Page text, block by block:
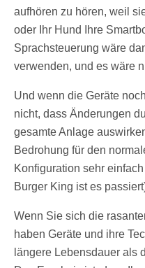
aufhören zu hören, weil
oder Ihr Hund Ihre
Sprachsteuerung wäre
verwenden, und es wäre
Und wenn die Geräte
nicht, dass Änderungen
gesamte Anlage
Bedrohung für den
Konfiguration sehr
Burger King ist es
Wenn Sie sich die
haben Geräte und ihre
längere Lebensdauer als